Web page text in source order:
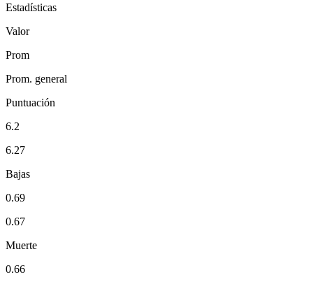
Estadísticas
Valor
Prom
Prom. general
Puntuación
6.2
6.27
Bajas
0.69
0.67
Muerte
0.66